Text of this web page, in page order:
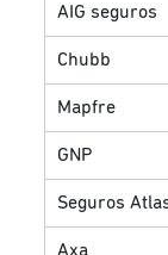
AIG seguros
Chubb
Mapfre
GNP
Seguros
Axa